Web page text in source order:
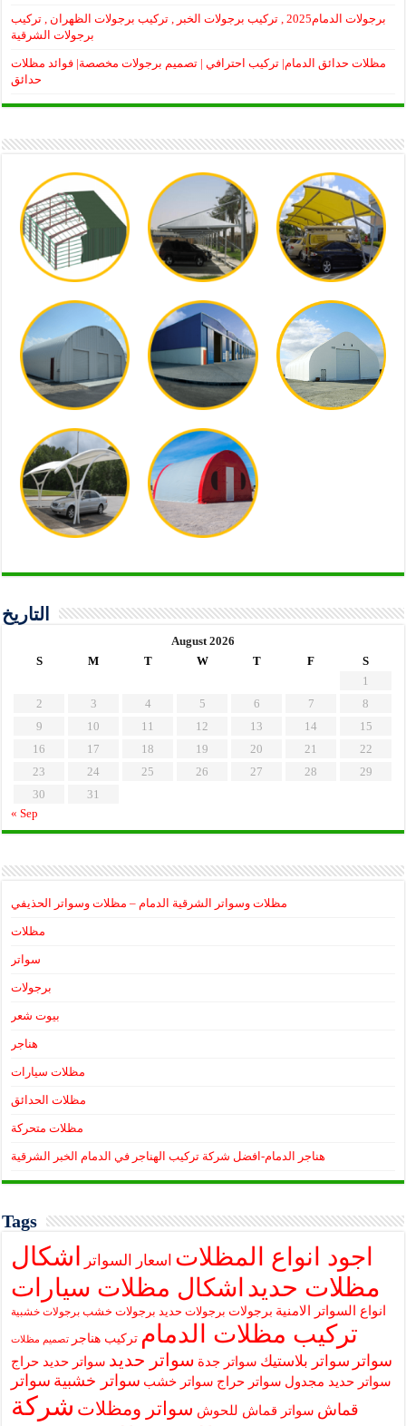
برجولات الدمام2025 , تركيب برجولات الخبر , تركيب برجولات الظهران , تركيب
برجولات الشرقية
مظلات حدائق الدمام| تركيب احترافي | تصميم برجولات مخصصة| فوائد مظلات
حدائق
التاريخ
August 2026
S
M T W T F
S
1
2
3 4 5 6 7
8
9
10 11 12 13 14
15
16
17 18 19 20 21
22
23
24 25 26 27 28
29
30
31
« Sep
مظلات وسواتر الشرقية الدمام – مظلات وسواتر الحذيفي
مظلات
سواتر
برجولات
بيوت شعر
هناجر
مظلات سيارات
مظلات الحدائق
مظلات متحركة
هناجر الدمام-افضل شركة تركيب الهناجر في الدمام الخبر الشرقية
Tags
اجود انواع المظلات اسعار السواتر
اشكال
مظلات حديد اشكال مظلات سيارات
انواع السواتر الامنية برجولات برجولات حديد برجولات خشب برجولات خشبية
تركيب مظلات الدمام تركيب هناجر تصميم مظلات
سواتر سواتر بلاستيك سواتر جدة سواتر حديد سواتر حديد حراج
سواتر حديد مجدول سواتر حراج سواتر خشب سواتر خشبية سواتر
قماش سواتر قماش للحوش سواتر ومظلات شركة